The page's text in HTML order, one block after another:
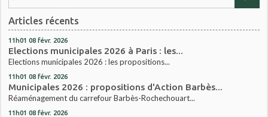
Articles récents
11h01 08 févr. 2026
Elections municipales 2026 à Paris : les...
Elections municipales 2026 : les propositions...
11h01 08 févr. 2026
Municipales 2026 : propositions d'Action Barbès...
Réaménagement du carrefour Barbès-Rochechouart...
11h01 08 févr. 2026